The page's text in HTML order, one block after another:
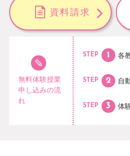
資料請求
無料体験授業
申し込みの流
れ
STEP 各
STEP 自
STEP 体